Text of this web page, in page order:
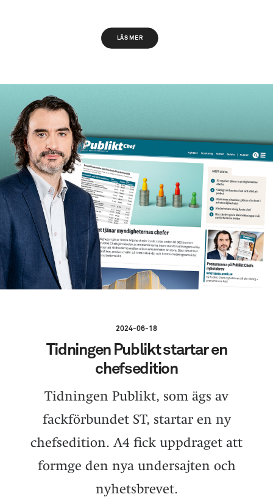
LÄS MER
2024-06-18
Tidningen Publikt startar en
chefsedition
Tidningen Publikt, som ägs av
fackförbundet ST, startar en ny
chefsedition. A4 fick uppdraget att
formge den nya undersajten och
nyhetsbrevet.